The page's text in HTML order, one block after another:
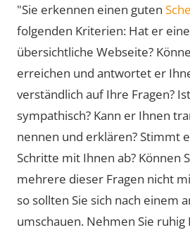
"Sie erkennen einen guten
folgenden Kriterien: Hat er
übersichtliche Webseite?
erreichen und antwortet er
verständlich auf Ihre Fragen?
sympathisch? Kann er Ihnen
nennen und erklären? Stimmt
Schritte mit Ihnen ab? Können
mehrere dieser Fragen nicht
so sollten Sie sich nach einem
umschauen. Nehmen Sie ruhig